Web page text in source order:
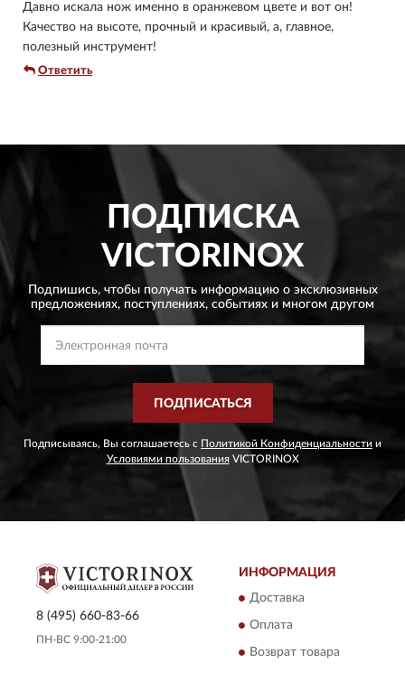
Давно искала нож именно в оранжевом цвете и вот он!
Качество на высоте, прочный и красивый, а, главное,
полезный инструмент!
Ответить
ПОДПИСКА
VICTORINOX
Подпишись, чтобы получать информацию о эксклюзивных
предложениях, поступлениях, событиях и многом другом
ПОДПИСАТЬСЯ
Подписываясь, Вы соглашаетесь с Политикой Конфиденциальности и
Условиями пользованияVICTORINOX
8 (495) 660-83-66
ПН-ВС 9:00-21:00
ИНФОРМАЦИЯ
Доставка
Оплата
Возврат товара